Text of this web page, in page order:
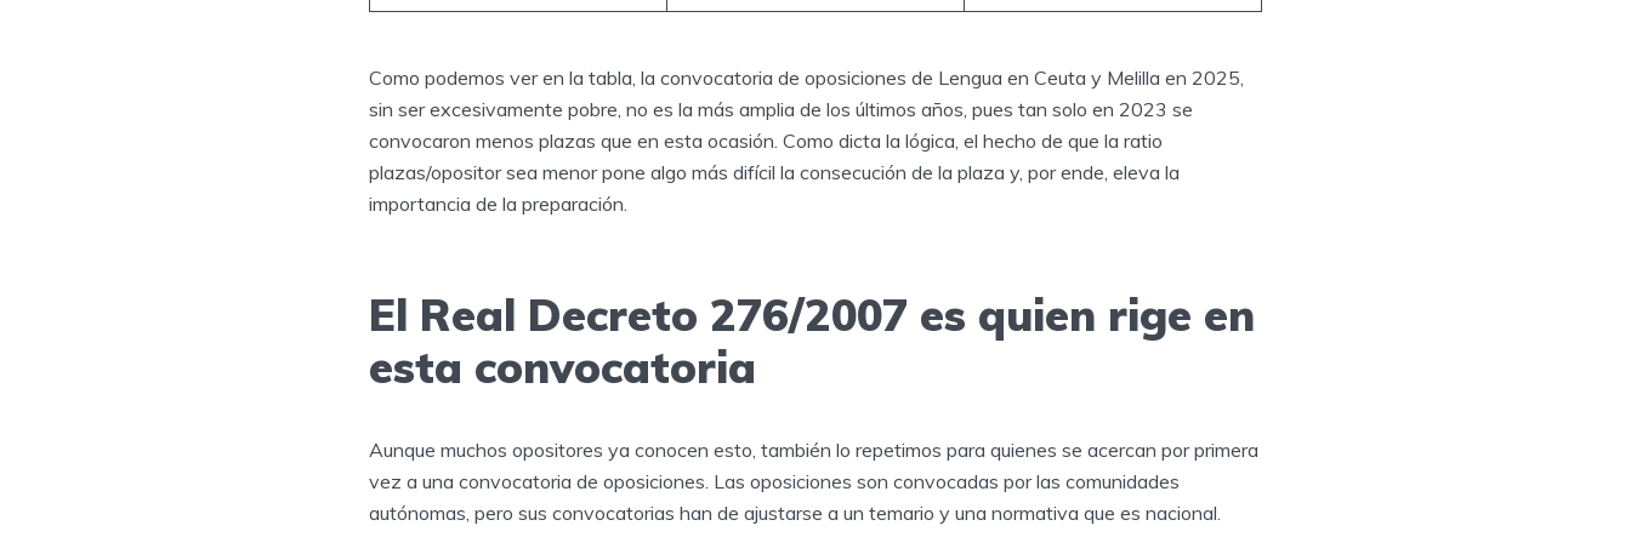
Como podemos ver en la tabla, la convocatoria de oposiciones de Lengua en Ceuta y Melilla en 2025,
sin ser excesivamente pobre, no es la más amplia de los últimos años, pues tan solo en 2023 se
convocaron menos plazas que en esta ocasión. Como dicta la lógica, el hecho de que la ratio
plazas/opositor sea menor pone algo más difícil la consecución de la plaza y, por ende, eleva la
importancia de la preparación.
El Real Decreto 276/2007 es quien rige en
esta convocatoria
Aunque muchos opositores ya conocen esto, también lo repetimos para quienes se acercan por primera
vez a una convocatoria de oposiciones. Las oposiciones son convocadas por las comunidades
autónomas, pero sus convocatorias han de ajustarse a un temario y una normativa que es nacional.